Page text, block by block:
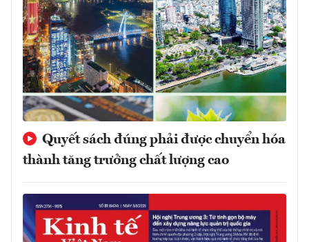
Quyết sách đúng phải được chuyển hóa
thành tăng trưởng chất lượng cao